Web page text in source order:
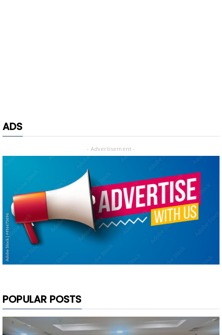
ADS
- Advertisement -
POPULAR POSTS